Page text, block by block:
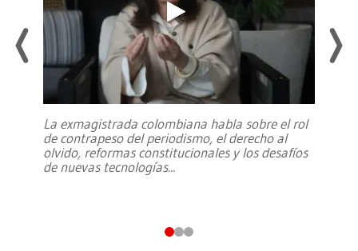
La exmagistrada colombiana habla sobre el rol
de contrapeso del periodismo, el derecho al
olvido, reformas constitucionales y los desafíos
de nuevas tecnologías...